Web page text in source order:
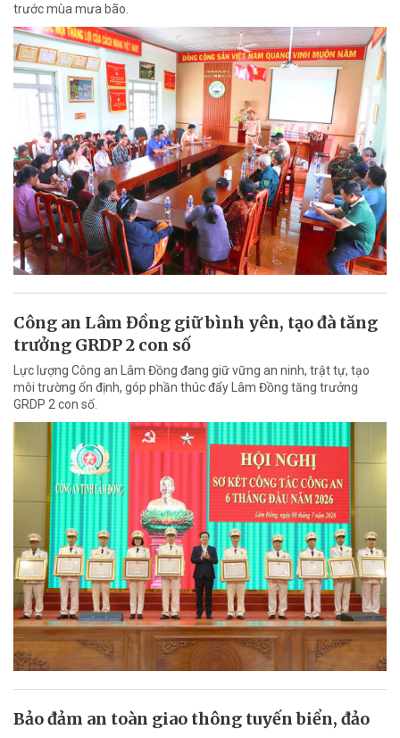
trước mùa mưa bão.
Công an Lâm Đồng giữ bình yên, tạo đà tăng
trưởng GRDP 2 con số
Lực lượng Công an Lâm Đồng đang giữ vững an ninh, trật tự, tạo
môi trường ổn định, góp phần thúc đẩy Lâm Đồng tăng trưởng
GRDP 2 con số.
Bảo đảm an toàn giao thông tuyến biển, đảo